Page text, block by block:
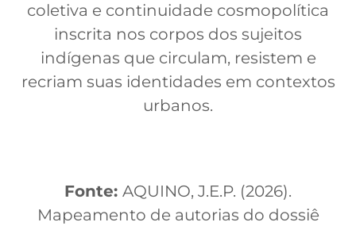
coletiva e continuidade cosmopolítica
inscrita nos corpos dos sujeitos
indígenas que circulam, resistem e
recriam suas identidades em contextos
urbanos.
Fonte: AQUINO, J.E.P. (2026).
Mapeamento de autorias do dossiê